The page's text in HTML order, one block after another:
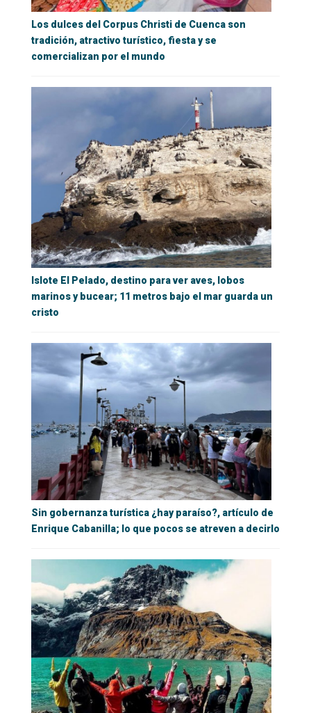
Los dulces del Corpus Christi de Cuenca son
tradición, atractivo turístico, fiesta y se
comercializan por el mundo
Islote El Pelado, destino para ver aves, lobos
marinos y bucear; 11 metros bajo el mar guarda un
cristo
Sin gobernanza turística ¿hay paraíso?, artículo de
Enrique Cabanilla; lo que pocos se atreven a decirlo